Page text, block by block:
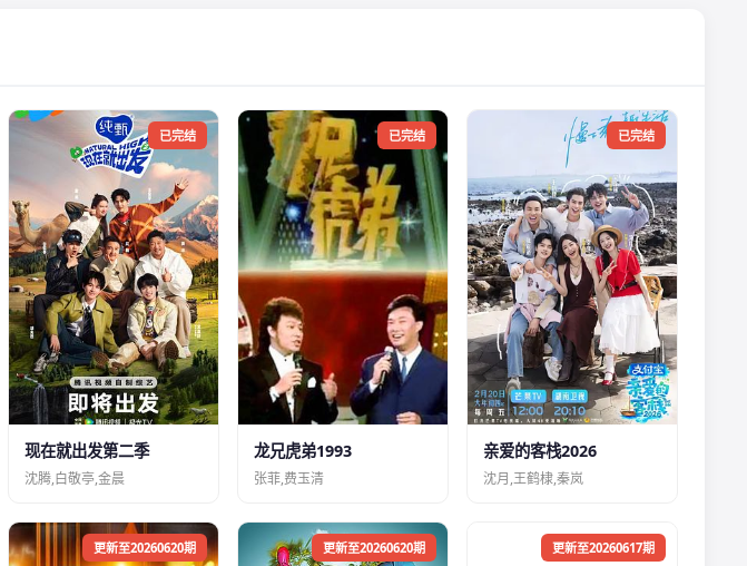
已完结
现在就出发第二季
沈腾,白敬亭,金晨
已完结
龙兄虎弟1993
张菲,费玉清
已完结
亲爱的客栈2026
沈月,王鹤棣,秦岚
更新至20260620期 更新至20260620期 更新至20260617期